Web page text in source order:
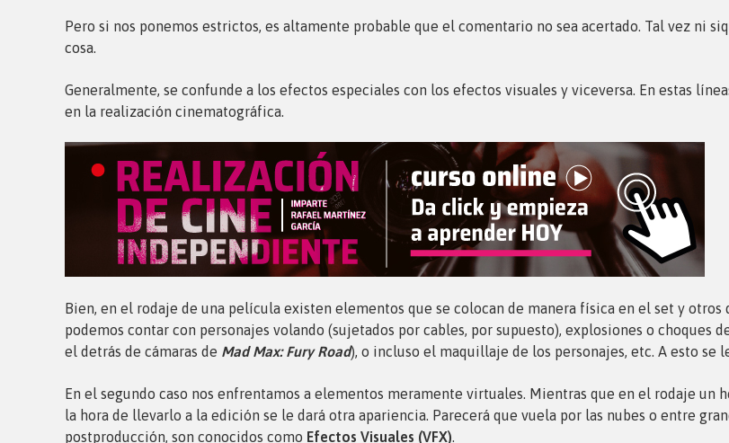
Pero si nos ponemos estrictos, es altamente probable que el comentario no sea acertado. Tal vez ni
cosa.
Generalmente, se confunde a los efectos especiales con los efectos visuales y viceversa. En estas
en la realización cinematográfica.
Bien, en el rodaje de una película existen elementos que se colocan de manera física en el set y
podemos contar con personajes volando (sujetados por cables, por supuesto), explosiones o choques
el detrás de cámaras de Mad Max: Fury Road), o incluso el maquillaje de los personajes, etc. A esto se
En el segundo caso nos enfrentamos a elementos meramente virtuales. Mientras que en el rodaje un
la hora de llevarlo a la edición se le dará otra apariencia. Parecerá que vuela por las nubes o entre
postproducción, son conocidos como Efectos Visuales (VFX).